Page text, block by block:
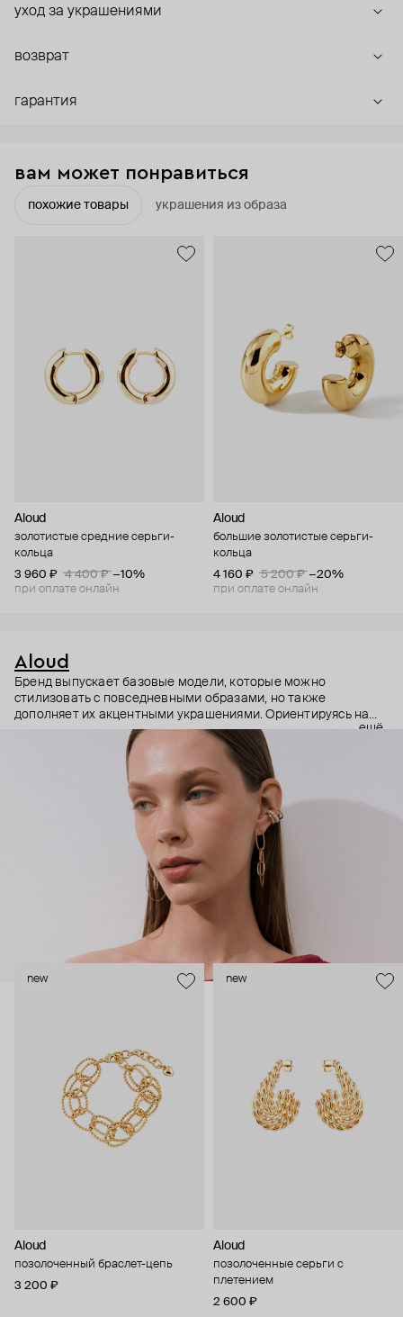
уход за украшениями
возврат
гарантия
вам может понравиться
похожие товары украшения из образа
Aloud
золотистые средние серьги-
кольца
3 960 ₽
4 400 ₽ −10%
при оплате онлайн
Aloud
большие золотистые серьги-
кольца
4 160 ₽
5 200 ₽ −20%
при оплате онлайн
Aloud
Бренд выпускает базовые модели, которые можно
стилизовать с повседневными образами, но также
дополняет их акцентными украшениями. Ориентируясь на
долгосрочные тренды, вдохновляясь культурой, искусством и
людьми, Aloud показывает коллекции несколько раз в год. А
в названии бренда зашифрован призыв слушать внутренний
голос и транслировать его через украшения.
ещё
new
Aloud
позолоченный браслет-цепь
3 200 ₽
new
Aloud
позолоченные серьги с
плетением
2 600 ₽